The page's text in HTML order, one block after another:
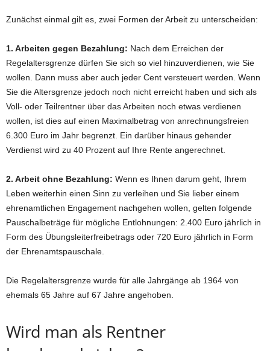
Zunächst einmal gilt es, zwei Formen der Arbeit zu unterscheiden:
1. Arbeiten gegen Bezahlung: Nach dem Erreichen der
Regelaltersgrenze dürfen Sie sich so viel hinzuverdienen, wie Sie
wollen. Dann muss aber auch jeder Cent versteuert werden. Wenn
Sie die Altersgrenze jedoch noch nicht erreicht haben und sich als
Voll- oder Teilrentner über das Arbeiten noch etwas verdienen
wollen, ist dies auf einen Maximalbetrag von anrechnungsfreien
6.300 Euro im Jahr begrenzt. Ein darüber hinaus gehender
Verdienst wird zu 40 Prozent auf Ihre Rente angerechnet.
2. Arbeit ohne Bezahlung: Wenn es Ihnen darum geht, Ihrem
Leben weiterhin einen Sinn zu verleihen und Sie lieber einem
ehrenamtlichen Engagement nachgehen wollen, gelten folgende
Pauschalbeträge für mögliche Entlohnungen: 2.400 Euro jährlich in
Form des Übungsleiterfreibetrags oder 720 Euro jährlich in Form
der Ehrenamtspauschale.
Die Regelaltersgrenze wurde für alle Jahrgänge ab 1964 von
ehemals 65 Jahre auf 67 Jahre angehoben.
Wird man als Rentner